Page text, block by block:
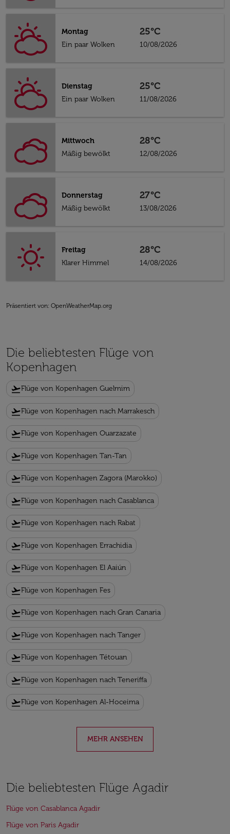
Montag
Ein paar Wolken
25°C
10/08/2026
Dienstag
Ein paar Wolken
25°C
11/08/2026
Mittwoch
Mäßig bewölkt
28°C
12/08/2026
Donnerstag
Mäßig bewölkt
27°C
13/08/2026
Freitag
Klarer Himmel
28°C
14/08/2026
Präsentiert von: OpenWeatherMap.org
Die beliebtesten Flüge von
Kopenhagen
flight_takeoffFlüge von Kopenhagen Guelmim
flight_takeoffFlüge von Kopenhagen nach Marrakesch
flight_takeoffFlüge von Kopenhagen Ouarzazate
flight_takeoffFlüge von Kopenhagen Tan-Tan
flight_takeoffFlüge von Kopenhagen Zagora (Marokko)
flight_takeoffFlüge von Kopenhagen nach Casablanca
flight_takeoffFlüge von Kopenhagen nach Rabat
flight_takeoffFlüge von Kopenhagen Errachidia
flight_takeoffFlüge von Kopenhagen El Aaiún
flight_takeoffFlüge von Kopenhagen Fes
flight_takeoffFlüge von Kopenhagen nach Gran Canaria
flight_takeoffFlüge von Kopenhagen nach Tanger
flight_takeoffFlüge von Kopenhagen Tétouan
flight_takeoffFlüge von Kopenhagen nach Teneriffa
flight_takeoffFlüge von Kopenhagen Al-Hoceima
MEHR ANSEHEN
Die beliebtesten Flüge Agadir
Flüge von Casablanca Agadir
Flüge von Paris Agadir